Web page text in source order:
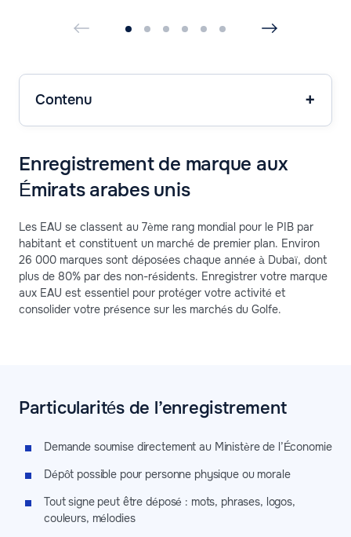
Contenu
Enregistrement de marque aux
Émirats arabes unis
Les EAU se classent au 7ème rang mondial pour le PIB par
habitant et constituent un marché de premier plan. Environ
26 000 marques sont déposées chaque année à Dubaï, dont
plus de 80% par des non-résidents. Enregistrer votre marque
aux EAU est essentiel pour protéger votre activité et
consolider votre présence sur les marchés du Golfe.
Particularités de l’enregistrement
Demande soumise directement au Ministère de l’Économie
Dépôt possible pour personne physique ou morale
Tout signe peut être déposé : mots, phrases, logos,
couleurs, mélodies